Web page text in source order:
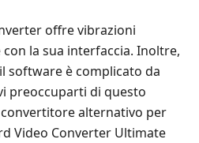
offre vibrazioni
la sua interfaccia. Inoltre,
software è complicato da
preoccuparti di questo
alternativo per
Video Converter Ultimate